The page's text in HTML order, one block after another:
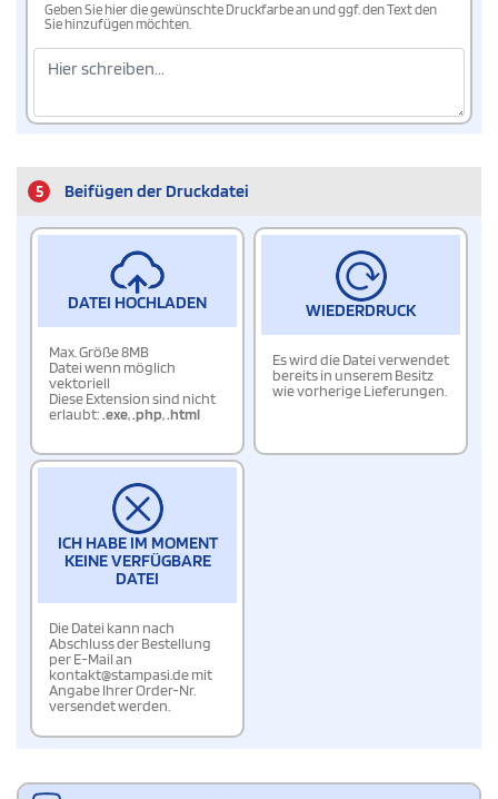
Geben Sie hier die gewünschte Druckfarbe an und ggf. den Text den
Sie hinzufügen möchten.
5 Beifügen der Druckdatei
DATEI HOCHLADEN
Max. Größe 8MB
Datei wenn möglich
vektoriell
Diese Extension sind nicht
erlaubt:.exe,.php,.html
WIEDERDRUCK
Es wird die Datei verwendet
bereits in unserem Besitz
wie vorherige Lieferungen.
ICH HABE IM MOMENT
KEINE VERFÜGBARE
DATEI
Die Datei kann nach
Abschluss der Bestellung
per E-Mail an
kontakt@stampasi.de mit
Angabe Ihrer Order-Nr.
versendet werden.